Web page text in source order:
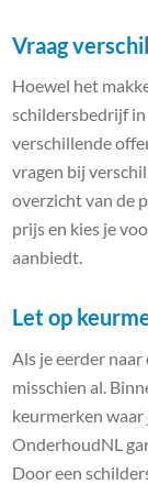
Vraag
Hoewel het
schildersbedrijf in
verschillende
vragen bij
overzicht van de
prijs en kies je
aanbiedt.
Let op
Als je eerder
misschien al.
keurmerken waar
OnderhoudNL
Door een